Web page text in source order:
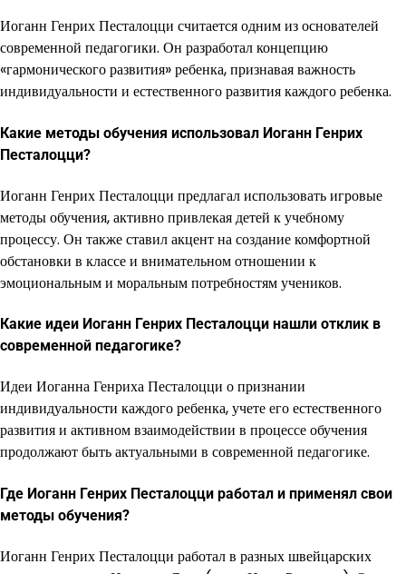
Иоганн Генрих Песталоцци считается одним из основателей
современной педагогики. Он разработал концепцию
«гармонического развития» ребенка, признавая важность
индивидуальности и естественного развития каждого ребенка.
Какие методы обучения использовал Иоганн Генрих
Песталоцци?
Иоганн Генрих Песталоцци предлагал использовать игровые
методы обучения, активно привлекая детей к учебному
процессу. Он также ставил акцент на создание комфортной
обстановки в классе и внимательном отношении к
эмоциональным и моральным потребностям учеников.
Какие идеи Иоганн Генрих Песталоцци нашли отклик в
современной педагогике?
Идеи Иоганна Генриха Песталоцци о признании
индивидуальности каждого ребенка, учете его естественного
развития и активном взаимодействии в процессе обучения
продолжают быть актуальными в современной педагогике.
Где Иоганн Генрих Песталоцци работал и применял свои
методы обучения?
Иоганн Генрих Песталоцци работал в разных швейцарских